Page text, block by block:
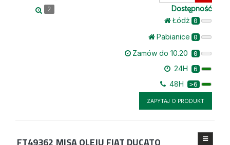
2
Dostępność
Łódż 0
Pabianice 0
Zamów do 10.20 0
24H 6
48H >6
ZAPYTAJ O PRODUKT
FT49362 MISA OLEJU FIAT DUCATO